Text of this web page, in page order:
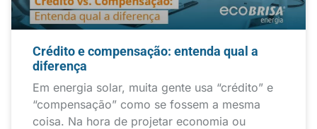
Crédito e compensação: entenda qual a
diferença
Em energia solar, muita gente usa “crédito” e
“compensação” como se fossem a mesma
coisa. Na hora de projetar economia ou